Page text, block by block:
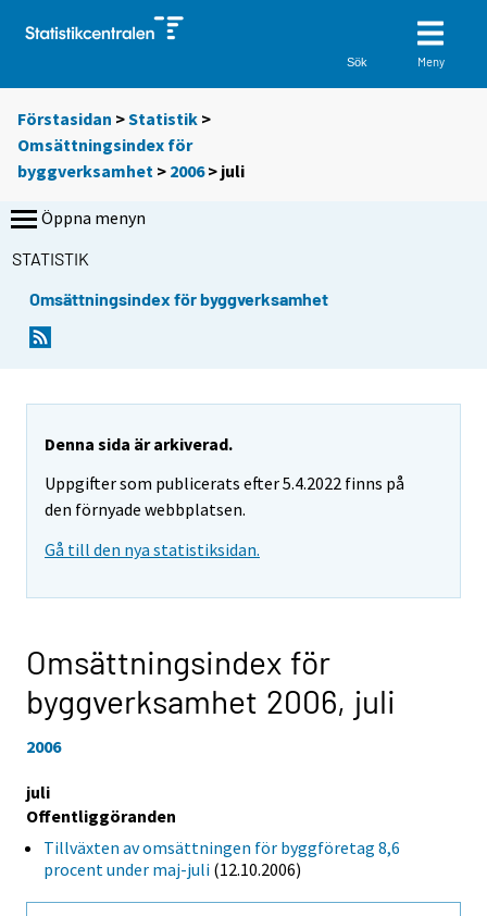
Sök Meny
Förstasidan >Statistik >
Omsättningsindex för
byggverksamhet > 2006> juli
Öppna menyn
STATISTIK
Omsättningsindex för byggverksamhet
Denna sida är arkiverad.
Uppgifter som publicerats efter 5.4.2022 finns på
den förnyade webbplatsen.
Gå till den nya statistiksidan.
Omsättningsindex för
byggverksamhet 2006, juli
2006
juli
Offentliggöranden
Tillväxten av omsättningen för byggföretag 8,6
procent under maj-juli (12.10.2006)